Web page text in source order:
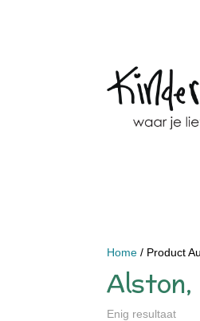
Home / Product
Alston,
Enig resultaat